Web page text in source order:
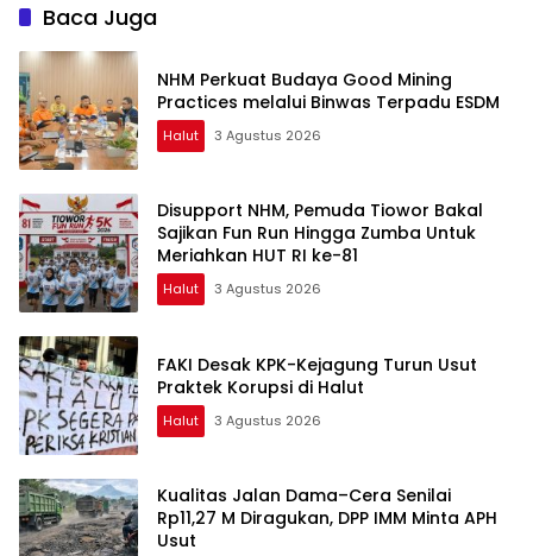
Baca Juga
NHM Perkuat Budaya Good Mining
Practices melalui Binwas Terpadu ESDM
Halut 3 Agustus 2026
Disupport NHM, Pemuda Tiowor Bakal
Sajikan Fun Run Hingga Zumba Untuk
Meriahkan HUT RI ke-81
Halut 3 Agustus 2026
FAKI Desak KPK-Kejagung Turun Usut
Praktek Korupsi di Halut
Halut 3 Agustus 2026
Kualitas Jalan Dama–Cera Senilai
Rp11,27 M Diragukan, DPP IMM Minta APH
Usut